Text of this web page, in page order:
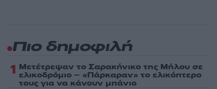
Πιο δημοφιλή
1 Μετέτρεψαν το Σαρακήνικο της Μήλου σε
ελικοδρόμιο – «Πάρκαραν» το ελικόπτερο
τους για να κάνουν μπάνιο